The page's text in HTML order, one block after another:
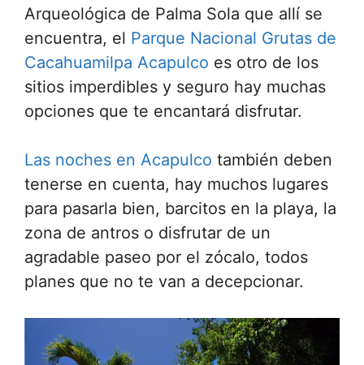
Arqueológica de Palma Sola que allí se
encuentra, el Parque Nacional Grutas de
Cacahuamilpa Acapulco es otro de los
sitios imperdibles y seguro hay muchas
opciones que te encantará disfrutar.
Las noches en Acapulco también deben
tenerse en cuenta, hay muchos lugares
para pasarla bien, barcitos en la playa, la
zona de antros o disfrutar de un
agradable paseo por el zócalo, todos
planes que no te van a decepcionar.